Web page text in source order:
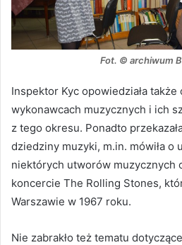
Fot. © archiwum
Inspektor Kyc opowiedziała
wykonawcach muzycznych i ich
z tego okresu. Ponadto
dziedziny muzyki, m.in. mówiła o
niektórych utworów muzycznych
koncercie The Rolling Stones,
Warszawie w 1967 roku.
Nie zabrakło też tematu